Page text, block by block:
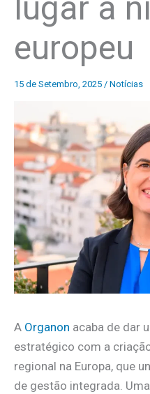
europeu
15 de Setembro, 2025 / Notícias
A Organon acaba de dar
estratégico com a
regional na Europa, que
de gestão integrada.